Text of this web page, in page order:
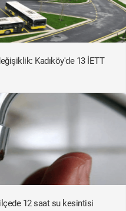
Kadıköy'de 13 İETT
12 saat su kesintisi